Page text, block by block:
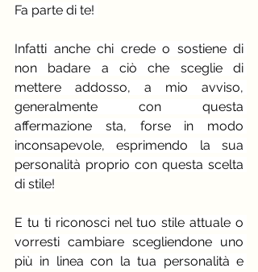
Fa parte di te!
Infatti anche chi crede o sostiene di
non badare a ciò che sceglie di
mettere addosso, a mio avviso,
generalmente con questa
affermazione sta, forse in modo
inconsapevole, esprimendo la sua
personalità proprio con questa scelta
di stile!
E tu ti riconosci nel tuo stile attuale o
vorresti cambiare scegliendone uno
più in linea con la tua personalità e